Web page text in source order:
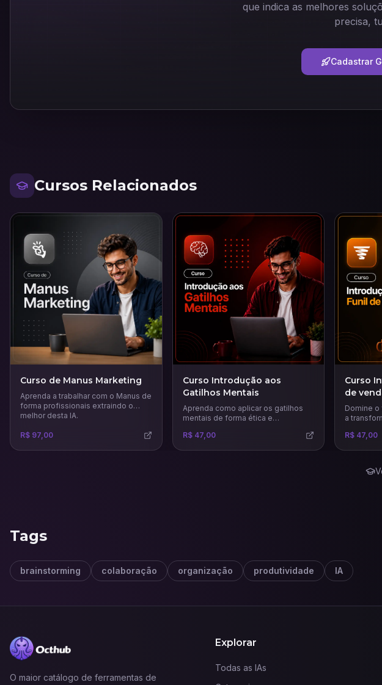
que indica as melhores
precisa,
Cadastrar
Cursos Relacionados
Curso de Manus Marketing
Aprenda a trabalhar com o Manus de
forma profissionais extraindo o
melhor desta IA.
R$ 97,00
Curso Introdução aos
Gatilhos Mentais
Aprenda como aplicar os gatilhos
mentais de forma ética e
decisões, aumentar suas vendas e
R$ 47,00
Curso
de
Domine o
a
como
análise
R$ 47,00
Tags
brainstorming colaboração organização produtividade IA
O maior catálogo de ferramentas de
Explorar
Todas as IAs